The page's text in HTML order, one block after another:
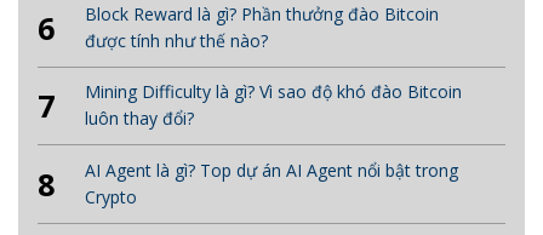
6
Block Reward là gì? Phần thưởng đào Bitcoin
được tính như thế nào?
7
Mining Difficulty là gì? Vì sao độ khó đào Bitcoin
luôn thay đổi?
8
AI Agent là gì? Top dự án AI Agent nổi bật trong
Crypto